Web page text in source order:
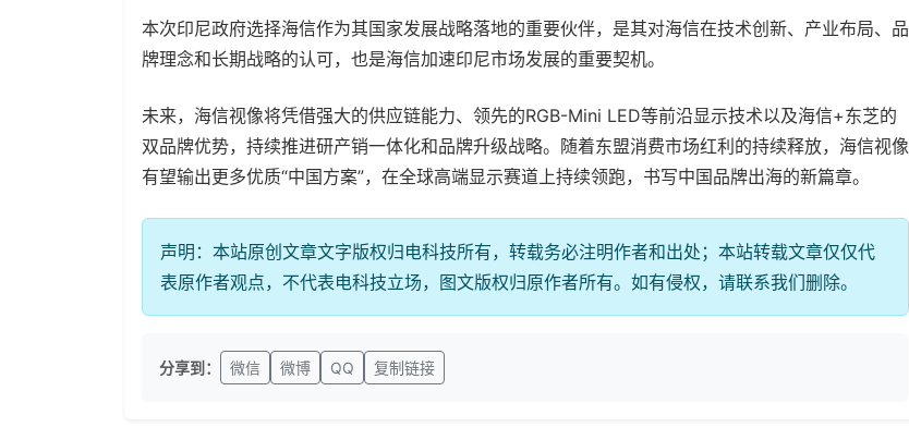
本次印尼政府选择海信作为其国家发展战略落地的重要伙伴，是其对海信在技术创新、产业布局、品
牌理念和长期战略的认可，也是海信加速印尼市场发展的重要契机。
未来，海信视像将凭借强大的供应链能力、领先的RGB-Mini LED等前沿显示技术以及海信+东芝的
双品牌优势，持续推进研产销一体化和品牌升级战略。随着东盟消费市场红利的持续释放，海信视像
有望输出更多优质“中国方案”，在全球高端显示赛道上持续领跑，书写中国品牌出海的新篇章。
声明：本站原创文章文字版权归电科技所有，转载务必注明作者和出处；本站转载文章仅仅代
表原作者观点，不代表电科技立场，图文版权归原作者所有。如有侵权，请联系我们删除。
分享到： 微信 微博 QQ 复制链接